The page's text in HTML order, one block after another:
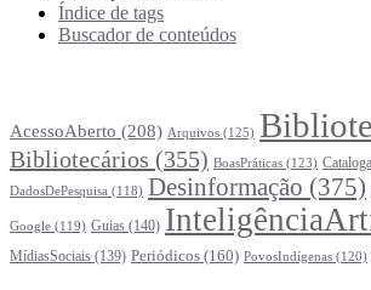
Índice de tags
Buscador de conteúdos
AcessoAberto (208) Arquivos (125)
Bibliotecários (355) BoasPráticas (123)
DadosDePesquisa (118) Desinformação (375)
Google (119) Guias (140)
MídiasSociais (139) Periódicos (160) PovosIndígenas (120)